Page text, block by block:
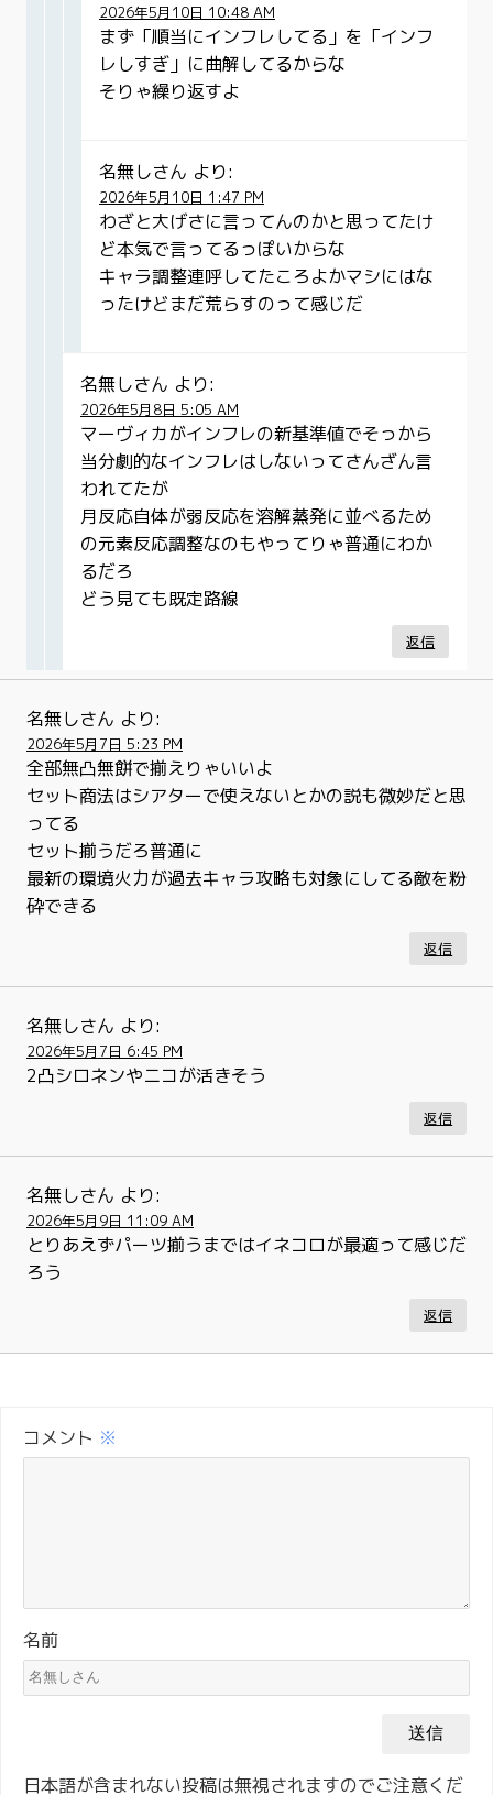
2026年5月10日 10:48 AM
まず「順当にインフレしてる」を「インフ
レしすぎ」に曲解してるからな
そりゃ繰り返すよ
名無しさん より:
2026年5月10日 1:47 PM
わざと大げさに言ってんのかと思ってたけ
ど本気で言ってるっぽいからな
キャラ調整連呼してたころよかマシにはな
ったけどまだ荒らすのって感じだ
名無しさん より:
2026年5月8日 5:05 AM
マーヴィカがインフレの新基準値でそっから
当分劇的なインフレはしないってさんざん言
われてたが
月反応自体が弱反応を溶解蒸発に並べるため
の元素反応調整なのもやってりゃ普通にわか
るだろ
どう見ても既定路線
返信
名無しさん より:
2026年5月7日 5:23 PM
全部無凸無餅で揃えりゃいいよ
セット商法はシアターで使えないとかの説も微妙だと思
ってる
セット揃うだろ普通に
最新の環境火力が過去キャラ攻略も対象にしてる敵を粉
砕できる
返信
名無しさん より:
2026年5月7日 6:45 PM
2凸シロネンやニコが活きそう
返信
名無しさん より:
2026年5月9日 11:09 AM
とりあえずパーツ揃うまではイネコロが最適って感じだ
ろう
返信
コメント ※
名前
日本語が含まれない投稿は無視されますのでご注意くだ